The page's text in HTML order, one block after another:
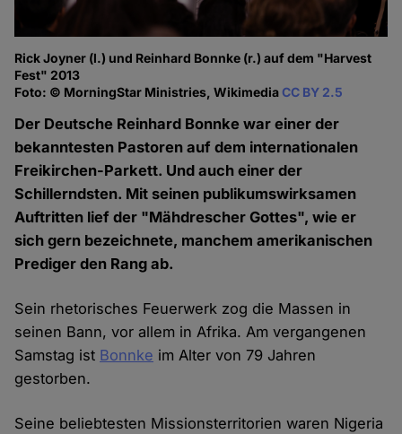
Rick Joyner (l.) und Reinhard Bonnke (r.) auf dem "Harvest
Fest" 2013
Foto: © MorningStar Ministries, WikimediaCC BY 2.5
Der Deutsche Reinhard Bonnke war einer der
bekanntesten Pastoren auf dem internationalen
Freikirchen-Parkett. Und auch einer der
Schillerndsten. Mit seinen publikumswirksamen
Auftritten lief der "Mähdrescher Gottes", wie er
sich gern bezeichnete, manchem amerikanischen
Prediger den Rang ab.
Sein rhetorisches Feuerwerk zog die Massen in
seinen Bann, vor allem in Afrika. Am vergangenen
Samstag ist Bonnke im Alter von 79 Jahren
gestorben.
Seine beliebtesten Missionsterritorien waren Nigeria